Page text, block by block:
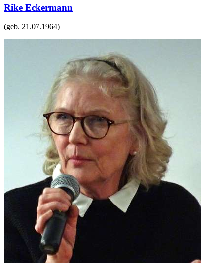
Rike Eckermann
(geb. 21.07.1964)